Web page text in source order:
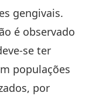
gengivais.
é observado
se ter
populações
por